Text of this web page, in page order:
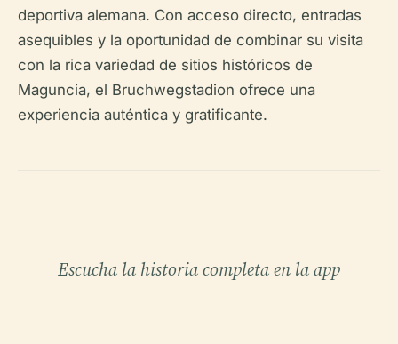
deportiva alemana. Con acceso directo, entradas
asequibles y la oportunidad de combinar su visita
con la rica variedad de sitios históricos de
Maguncia, el Bruchwegstadion ofrece una
experiencia auténtica y gratificante.
Escucha la historia completa en la app